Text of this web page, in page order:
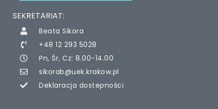
SEKRETARIAT:
Beata Sikora
+48 12 293 5028
Pn, Śr, Cz: 8.00-14.00
sikorab@uek.krakow.pl
Deklaracja dostepności